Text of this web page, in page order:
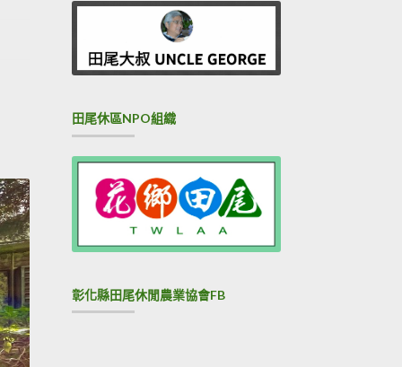
田尾休區NPO組織
彰化縣田尾休閒農業協會FB